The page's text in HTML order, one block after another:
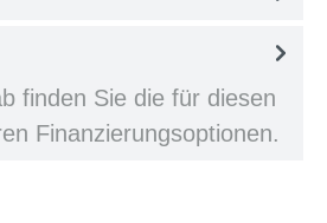
finden Sie die für diesen
Finanzierungsoptionen.